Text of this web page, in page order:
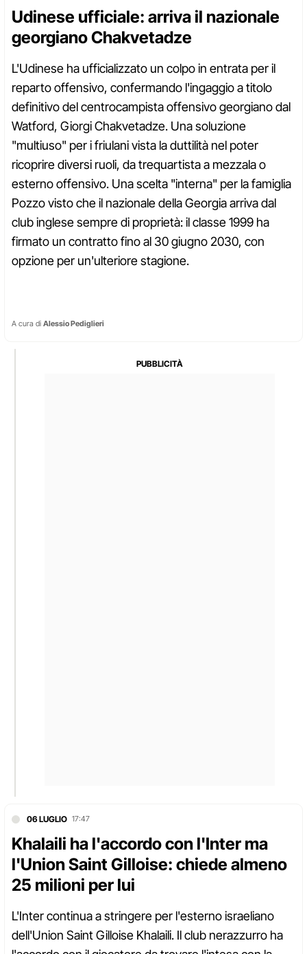
Udinese ufficiale: arriva il nazionale
georgiano Chakvetadze
L'Udinese ha ufficializzato un colpo in entrata per il
reparto offensivo, confermando l'ingaggio a titolo
definitivo del centrocampista offensivo georgiano dal
Watford, Giorgi Chakvetadze. Una soluzione
"multiuso" per i friulani vista la duttilità nel poter
ricoprire diversi ruoli, da trequartista a mezzala o
esterno offensivo. Una scelta "interna" per la famiglia
Pozzo visto che il nazionale della Georgia arriva dal
club inglese sempre di proprietà: il classe 1999 ha
firmato un contratto fino al 30 giugno 2030, con
opzione per un'ulteriore stagione.
A cura di Alessio Pediglieri
06 LUGLIO 17:47
Khalaili ha l'accordo con l'Inter ma
l'Union Saint Gilloise: chiede almeno
25 milioni per lui
L'Inter continua a stringere per l'esterno israeliano
dell'Union Saint Gilloise Khalaili. Il club nerazzurro ha